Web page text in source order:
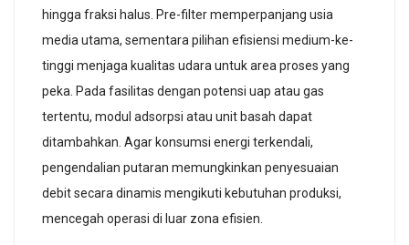
hingga fraksi halus. Pre-filter memperpanjang usia
media utama, sementara pilihan efisiensi medium-ke-
tinggi menjaga kualitas udara untuk area proses yang
peka. Pada fasilitas dengan potensi uap atau gas
tertentu, modul adsorpsi atau unit basah dapat
ditambahkan. Agar konsumsi energi terkendali,
pengendalian putaran memungkinkan penyesuaian
debit secara dinamis mengikuti kebutuhan produksi,
mencegah operasi di luar zona efisien.